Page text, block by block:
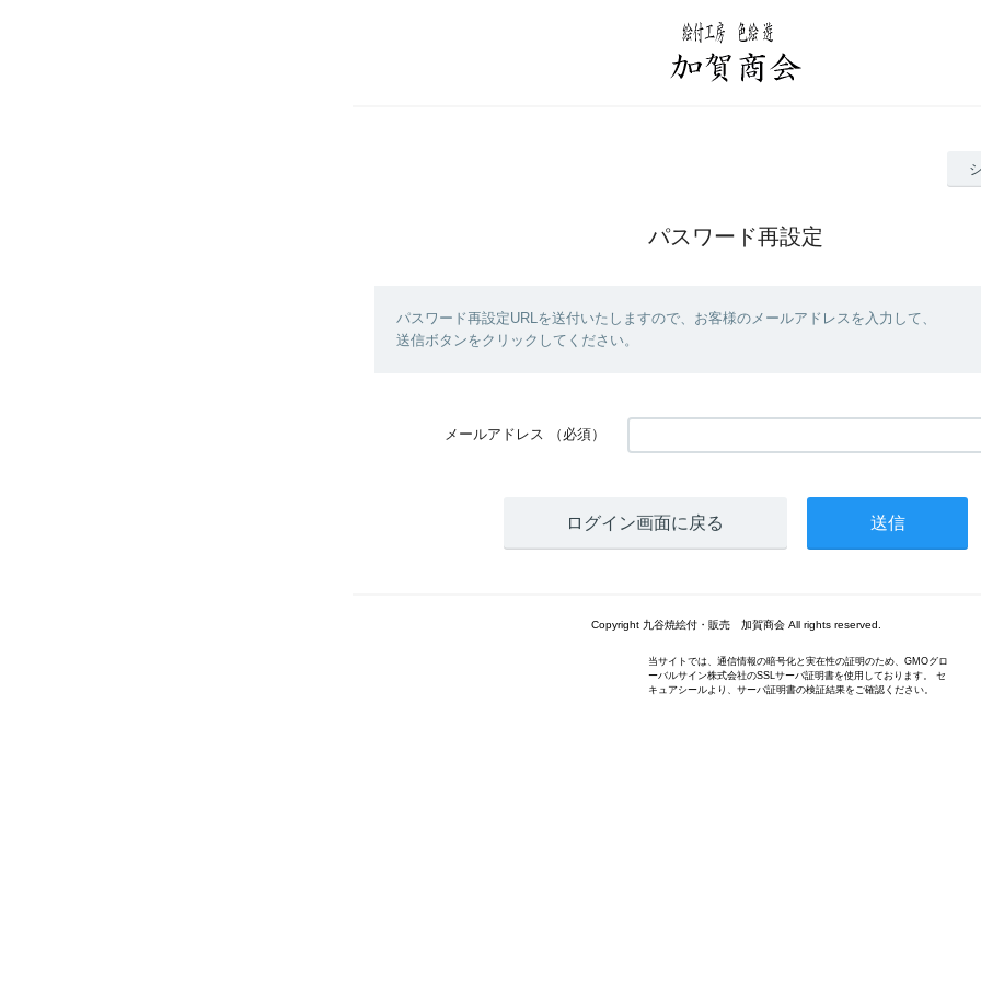
パスワード再設定
パスワード再設定URLを送付いたしますので、お客様のメールアドレスを入力して、
送信ボタンをクリックしてください。
メールアドレス （必須）
ログイン画面に戻る
Copyright 九谷焼絵付・販売 加賀商会 All rights reserved.
当サイトでは、通信情報の暗号化と実在性の証明のため、GMOグロ
ーバルサイン株式会社のSSLサーバ証明書を使用しております。 セ
キュアシールより、サーバ証明書の検証結果をご確認ください。